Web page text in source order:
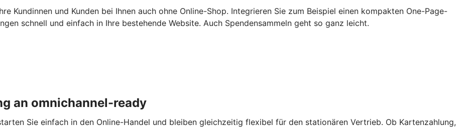
Kundinnen und Kunden bei Ihnen auch ohne Online-Shop. Integrieren Sie zum Beispiel einen kompakten One-Page-
schnell und einfach in Ihre bestehende Website. Auch Spendensammeln geht so ganz leicht.
an omnichannel-ready
Sie einfach in den Online-Handel und bleiben gleichzeitig flexibel für den stationären Vertrieb. Ob Kartenzahlung,